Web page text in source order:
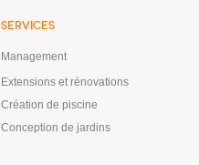
SERVICES
Management
Extensions et rénovations
Création de piscine
Conception de jardins